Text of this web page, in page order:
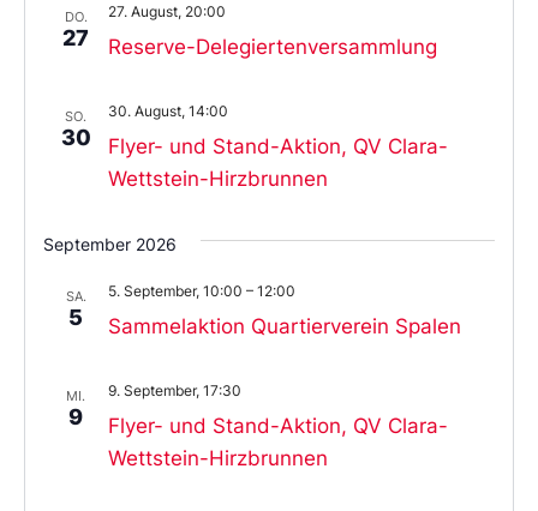
DO.
27 Reserve-Delegiertenversammlung
27. August, 20:00
SO.
30
Flyer- und Stand-Aktion, QV Clara-
Wettstein-Hirzbrunnen
30. August, 14:00
September 2026
SA.
5 Sammelaktion Quartierverein Spalen
5. September, 10:00 – 12:00
MI.
9
Flyer- und Stand-Aktion, QV Clara-
Wettstein-Hirzbrunnen
9. September, 17:30